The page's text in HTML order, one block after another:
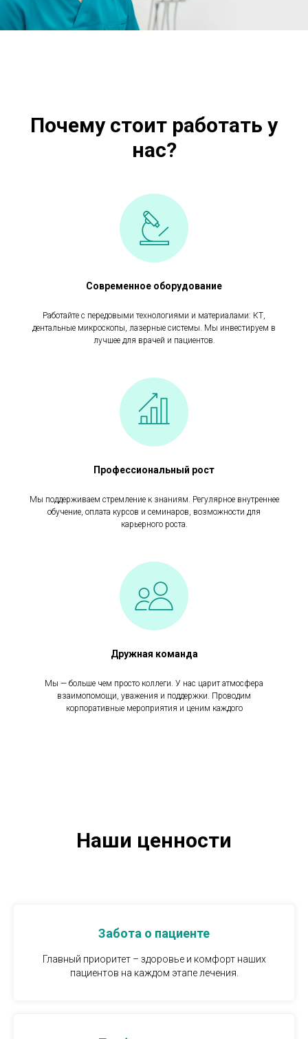
Почему стоит работать у
нас?
Современное оборудование
Работайте с передовыми технологиями и материалами: КТ,
дентальные микроскопы, лазерные системы. Мы инвестируем в
лучшее для врачей и пациентов.
Профессиональный рост
Мы поддерживаем стремление к знаниям. Регулярное внутреннее
обучение, оплата курсов и семинаров, возможности для
карьерного роста.
Дружная команда
Мы — больше чем просто коллеги. У нас царит атмосфера
взаимопомощи, уважения и поддержки. Проводим
корпоративные мероприятия и ценим каждого
Наши ценности
Забота о пациенте
Главный приоритет – здоровье и комфорт наших
пациентов на каждом этапе лечения.